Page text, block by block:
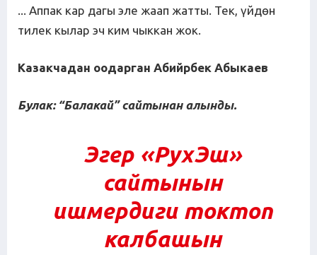
... Аппак кар дагы эле жаап жатты. Тек, үйдөн
тилек кылар эч ким чыккан жок.
Казакчадан оодарган Абийрбек Абыкаев
Булак: “Балакай” сайтынан алынды.
Эгер «РухЭш»
сайтынын
ишмердиги токтоп
калбашын